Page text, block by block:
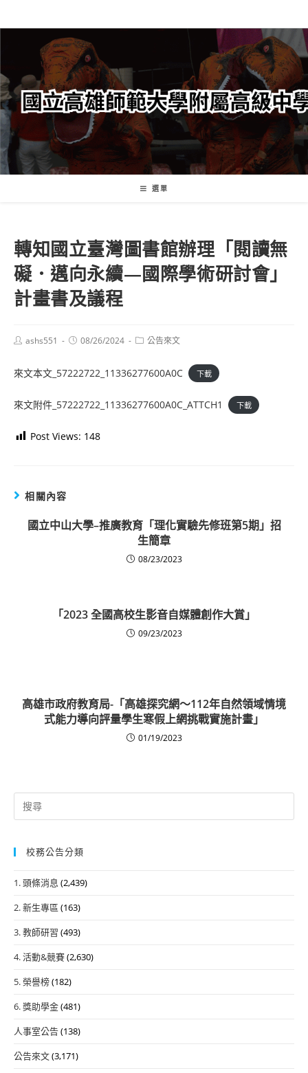
轉
要
內
容
選單
轉知國立臺灣圖書館辦理「閱讀無
礙．邁向永續—國際學術研討會」
計畫書及議程
Postashs551
Post08/26/2024
Post公告來文
來文本文_57222722_11336277600A0C 下載
來文附件_57222722_11336277600A0C_ATTCH1 下載
Post Views: 148
相關內容
國立中山大學–推廣教育「理化實驗先修班第5期」招
生簡章
08/23/2023
「2023 全國高校生影音自媒體創作大賞」
09/23/2023
高雄市政府教育局-「高雄探究網～112年自然領域情境
式能力導向評量學生寒假上網挑戰實施計畫」
01/19/2023
Search
for:
校務公告分類
1. 頭條消息 (2,439)
2. 新生專區 (163)
3. 教師研習 (493)
4. 活動&競賽(2,630)
5. 榮譽榜(182)
6. 獎助學金(481)
人事室公告(138)
公告來文(3,171)